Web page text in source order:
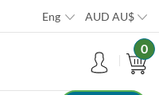
Eng AUD AU$
0